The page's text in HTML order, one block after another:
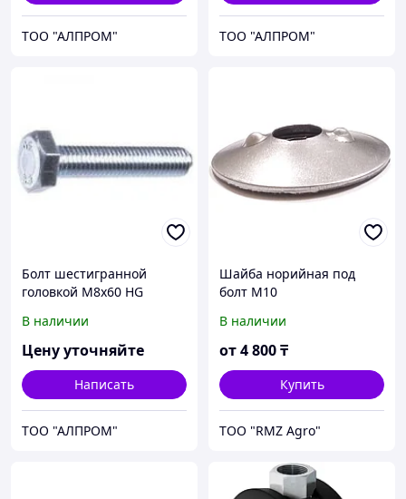
ТОО "АЛПРОМ" ТОО "АЛПРОМ"
Болт шестигранной
головкой М8х60 HG
В наличии
Цену уточняйте
Написать
ТОО "АЛПРОМ"
Шайба норийная под
болт М10
В наличии
от4 800₸
Купить
ТОО "RMZ Agro"